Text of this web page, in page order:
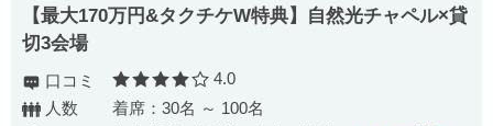
【最大170万円&タクチケW特典】自然光チャペル×貸
切3会場
口コミ 口コミ評価
4.0
人数
着席：30名 ～ 100名